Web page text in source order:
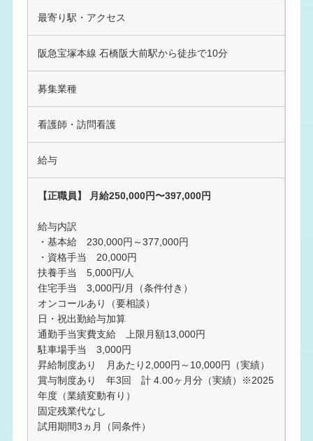
最寄り駅・アクセス
阪急宝塚本線 石橋阪大前駅から徒歩で10分
募集業種
看護師・訪問看護
給与
【正職員】 月給250,000円〜397,000円
給与内訳
・基本給 230,000円～377,000円
・資格手当 20,000円
扶養手当 5,000円/人
住宅手当 3,000円/月（条件付き）
オンコールあり（要相談）
日・祝出勤給与加算
通勤手当実費支給 上限月額13,000円
駐車場手当 3,000円
昇給制度あり 月あたり2,000円～10,000円（実績）
賞与制度あり 年3回 計 4.00ヶ月分（実績）※2025
年度（業績変動有り）
固定残業代なし
試用期間3ヵ月（同条件）